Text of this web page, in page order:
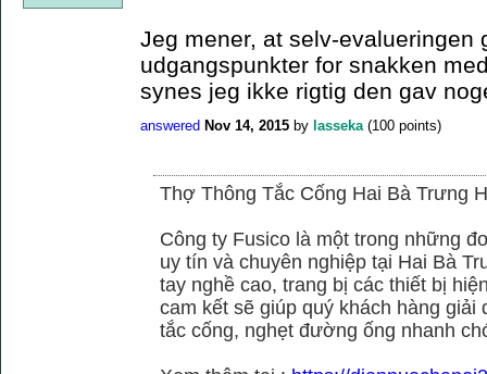
Jeg mener, at selv-evalueringen
udgangspunkter for snakken
synes jeg ikke rigtig den gav
answered Nov 14, 2015 by lasseka (100 points)
Thợ Thông Tắc Cống Hai Bà Trưng
Công ty Fusico là một trong những
uy tín và chuyên nghiệp tại Hai Bà
tay nghề cao, trang bị các thiết bị
cam kết sẽ giúp quý khách hàng
tắc cống, nghẹt đường ống nhanh